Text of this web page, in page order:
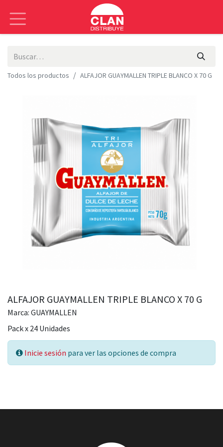
Todos los productos ALFAJOR GUAYMALLEN TRIPLE BLANCO X 70 G
ALFAJOR GUAYMALLEN TRIPLE BLANCO X 70 G
Marca: GUAYMALLEN
Packx 24 Unidades
Inicie sesión para ver las opciones de compra